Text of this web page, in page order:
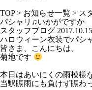
TOP> お知らせ一覧 > ス
パシャリ♫いかがですか
スタッフブログ 2017.10.15
ハロウィーン衣装でパシ
皆さま、こんにちは。
菊地です
本日はあいにくの雨模様
当駅賑雨にも負けず賑わ